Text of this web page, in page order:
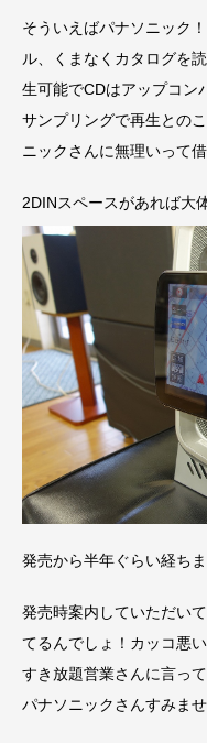
そういえばパナソニック
ル、くまなくカタログを
生可能でCDはアップコン
サンプリングで再生との
ニックさんに無理いって
2DINスペースがあれば大
発売から半年ぐらい経ち
発売時案内していただい
てるんでしょ！カッコ悪
すき放題営業さんに言っ
パナソニックさんすみませ